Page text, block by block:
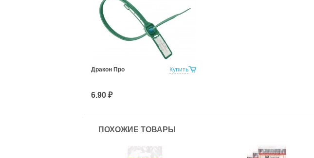
Купить
Дракон Про
6.90 ₽
ПОХОЖИЕ ТОВАРЫ